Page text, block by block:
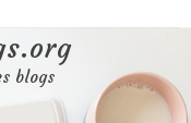
blogs